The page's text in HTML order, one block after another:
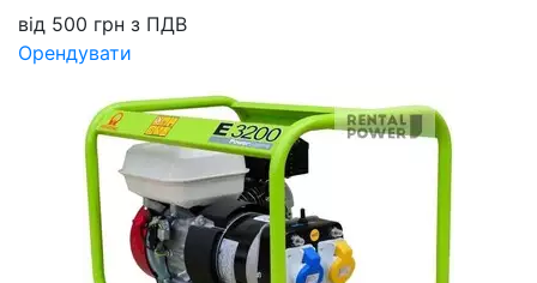
від 500 грн з ПДВ
Орендувати